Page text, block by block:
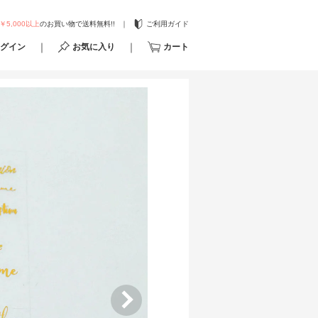
￥5,000以上のお買い物で送料無料!! ご利用ガイド
イン お気に入り カート